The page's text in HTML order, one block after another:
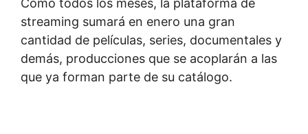
Como todos los meses, la plataforma de
streaming sumará en enero una gran
cantidad de películas, series, documentales y
demás, producciones que se acoplarán a las
que ya forman parte de su catálogo.